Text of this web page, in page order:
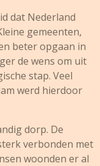
dat Nederland
gemeenten,
beter opgaan in
de wens om uit
stap. Veel
werd hierdoor
dorp. De
verbonden met
woonden er al